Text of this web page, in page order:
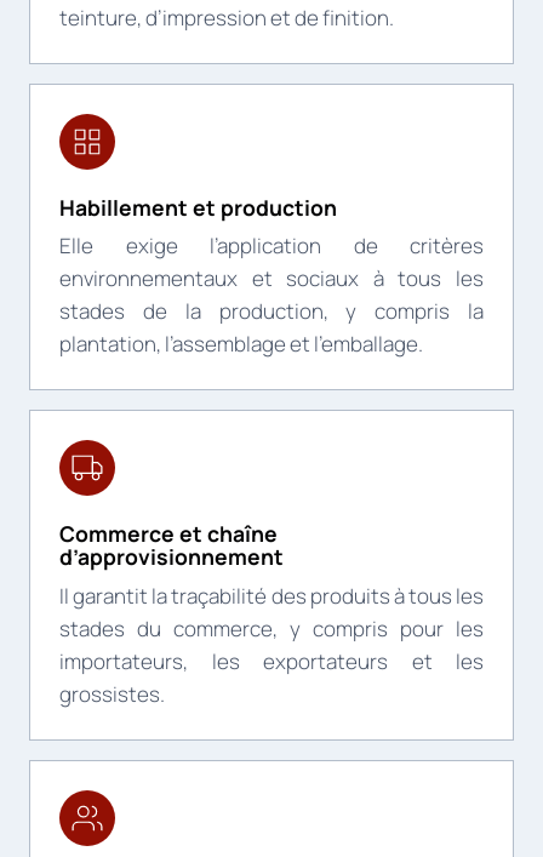
teinture, d’impression et de finition.
Habillement et production
Elle exige l’application de critères
environnementaux et sociaux à tous les
stades de la production, y compris la
plantation, l’assemblage et l’emballage.
Commerce et chaîne
d’approvisionnement
Il garantit la traçabilité des produits à tous les
stades du commerce, y compris pour les
importateurs, les exportateurs et les
grossistes.